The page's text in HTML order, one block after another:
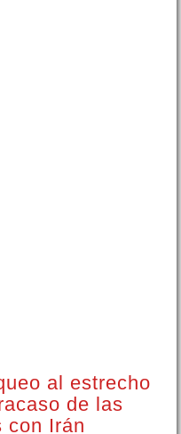
al estrecho
de las
con Irán